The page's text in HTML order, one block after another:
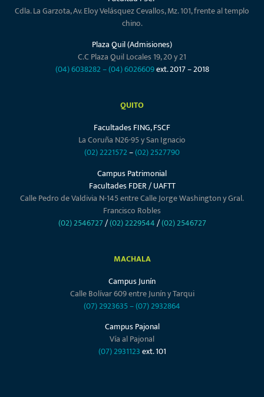
Cdla. La Garzota, Av. Eloy Velásquez Cevallos, Mz. 101, frente al templo
chino.
Plaza Quil (Admisiones)
C.C Plaza Quil Locales 19, 20 y 21
(04) 6038282–(04) 6026609ext. 2017 – 2018
QUITO
Facultades FING, FSCF
La Coruña N26-95 y San Ignacio
(02) 2221572–(02) 2527790
Campus Patrimonial
Facultades FDER / UAFTT
Calle Pedro de Valdivia N-145 entre Calle Jorge Washington y Gral.
Francisco Robles
(02) 2546727/(02) 2229544/(02) 2546727
MACHALA
Campus Junín
Calle Bolívar 609 entre Junín y Tarqui
(07) 2923635–(07) 2932864
Campus Pajonal
Vía al Pajonal
(07) 2931123ext. 101